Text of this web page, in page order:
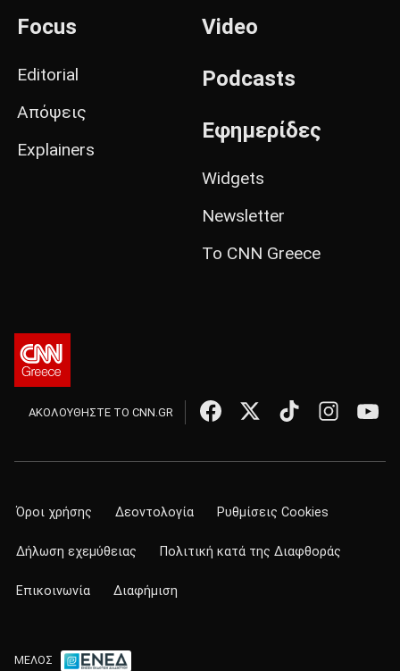
Focus
Editorial
Απόψεις
Explainers
Video
Podcasts
Εφημερίδες
Widgets
Newsletter
Το CNN Greece
ΑΚΟΛΟΥΘΗΣΤΕ ΤΟ CNN.GR
Όροι χρήσης Δεοντολογία Ρυθμίσεις Cookies
Δήλωση εχεμύθειας Πολιτική κατά της Διαφθοράς
Επικοινωνία Διαφήμιση
ΜΕΛΟΣ